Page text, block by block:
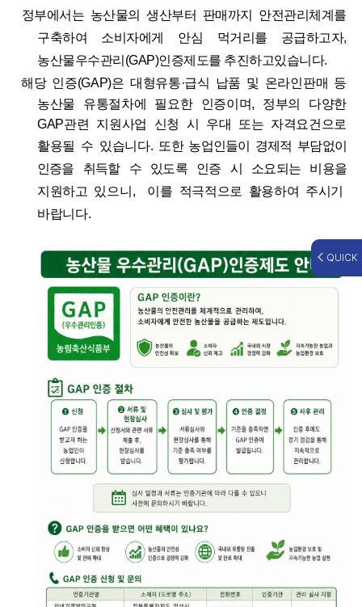
정부에서는 농산물의 생산부터 판매까지 안전관리체계를
구축하여 소비자에게 안심 먹거리를 공급하고자,
농산물우수관리(GAP)인증제도를 추진하고있습니다.
해당 인증(GAP)은 대형유통·급식 납품 및 온라인판매 등
농산물 유통절차에 필요한 인증이며, 정부의 다양한
GAP관련 지원사업 신청 시 우대 또는 자격요건으로
활용될 수 있습니다. 또한 농업인들이 경제적 부담없이
인증을 취득할 수 있도록 인증 시 소요되는 비용을
지원하고 있으니, 이를 적극적으로 활용하여 주시기
바랍니다.
QUICK